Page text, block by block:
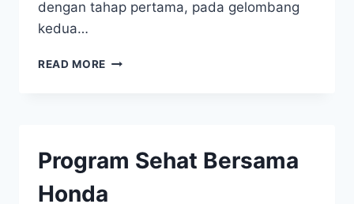
dengan tahap pertama, pada gelombang
kedua…
READ MORE
Program Sehat Bersama
Honda